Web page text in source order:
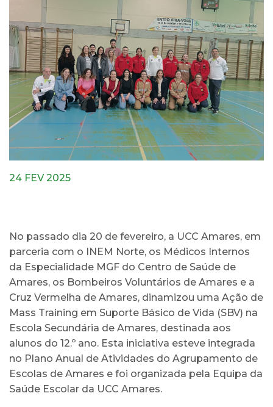
24 FEV 2025
No passado dia 20 de fevereiro, a UCC Amares, em
parceria com o INEM Norte, os Médicos Internos
da Especialidade MGF do Centro de Saúde de
Amares, os Bombeiros Voluntários de Amares e a
Cruz Vermelha de Amares, dinamizou uma Ação de
Mass Training em Suporte Básico de Vida (SBV) na
Escola Secundária de Amares, destinada aos
alunos do 12.º ano. Esta iniciativa esteve integrada
no Plano Anual de Atividades do Agrupamento de
Escolas de Amares e foi organizada pela Equipa da
Saúde Escolar da UCC Amares.